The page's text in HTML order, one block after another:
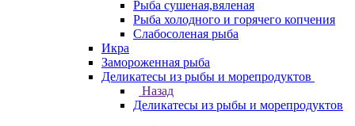
Рыба сушеная,вяленая
Рыба холодного и горячего копчения
Слабосоленая рыба
Икра
Замороженная рыба
Деликатесы из рыбы и морепродуктов
Назад
Деликатесы из рыбы и морепродуктов